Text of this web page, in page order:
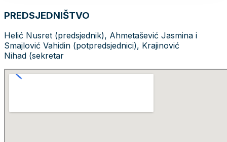
PREDSJEDNIŠTVO
Helić Nusret (predsjednik), Ahmetašević Jasmina i
Smajlović Vahidin (potpredsjednici), Krajinović
Nihad (sekretar